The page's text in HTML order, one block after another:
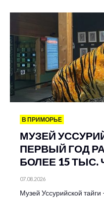
В ПРИМОРЬЕ
МУЗЕЙ
ПЕРВЫЙ ГОД
БОЛЕЕ 15 ТЫС.
07.08.2026
Музей Уссурийской тайги